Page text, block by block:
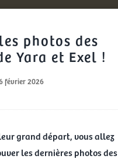
photos des
Yara et Exel !
février 2026
grand départ, vous allez
les dernières photos des